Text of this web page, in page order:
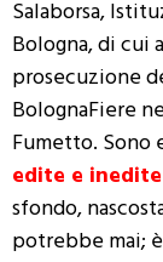
Salaborsa,
Bologna, di cui
prosecuzione
BolognaFiere
Fumetto.
edite e inedite
sfondo,
potrebbe mai;